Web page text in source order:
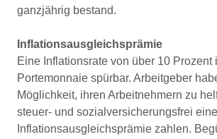
ganzjährig bestand.
Inflationsausgleichsprämie
Eine Inflationsrate von über 10 Prozent
Portemonnaie spürbar. Arbeitgeber
Möglichkeit, ihren Arbeitnehmern zu
steuer- und sozialversicherungsfrei eine
Inflationsausgleichsprämie zahlen.